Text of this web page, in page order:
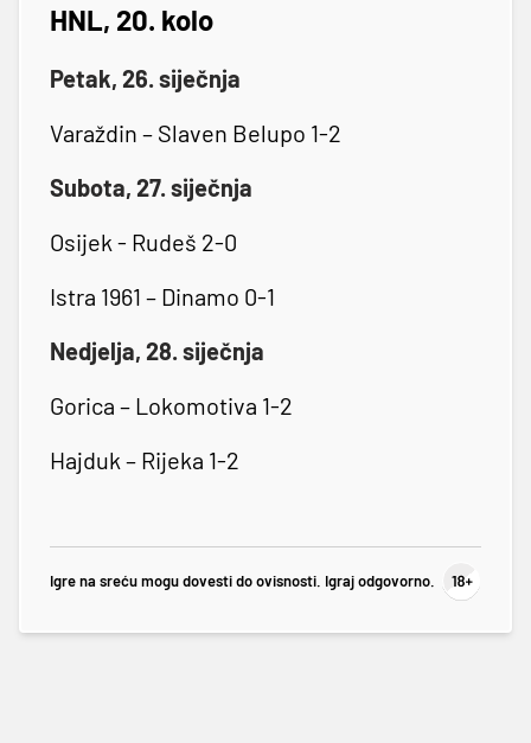
HNL, 20. kolo
Petak, 26. siječnja
Varaždin – Slaven Belupo 1-2
Subota, 27. siječnja
Osijek - Rudeš 2-0
Istra 1961 – Dinamo 0-1
Nedjelja, 28. siječnja
Gorica – Lokomotiva 1-2
Hajduk – Rijeka 1-2
Igre na sreću mogu dovesti do ovisnosti. Igraj odgovorno.